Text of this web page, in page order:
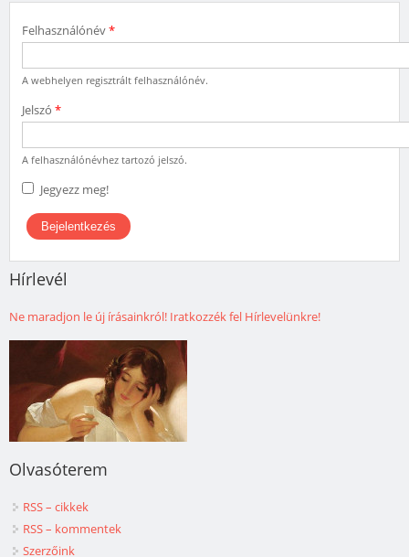
Felhasználónév*
A webhelyen regisztrált felhasználónév.
Jelszó *
A felhasználónévhez tartozó jelszó.
Jegyezz meg!
Hírlevél
Ne maradjon le új írásainkról! Iratkozzék fel Hírlevelünkre!
Olvasóterem
RSS – cikkek
RSS – kommentek
Szerzőink